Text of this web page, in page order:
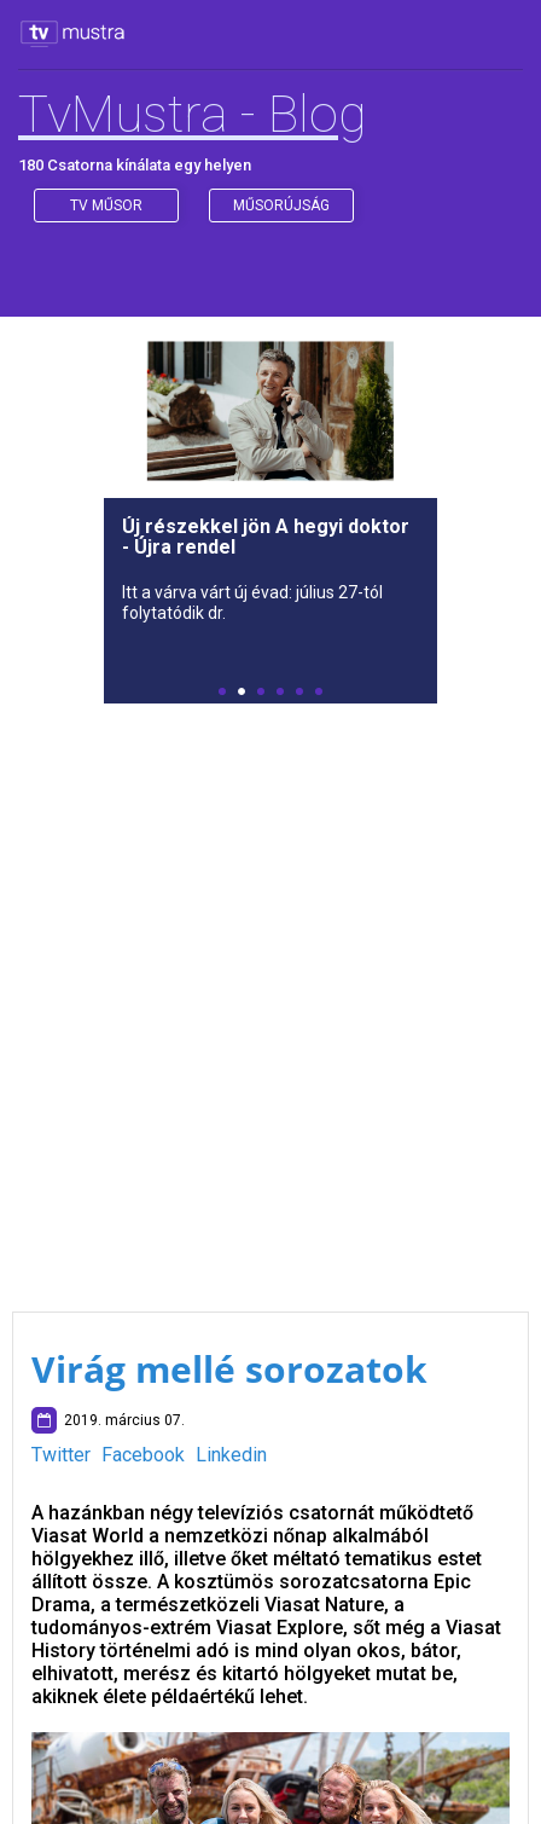
TvMustra - Blog
180 Csatorna kínálata egy helyen
TV MŰSOR MŰSORÚJSÁG
Új részekkel jön A hegyi doktor
- Újra rendel
Itt a várva várt új évad: július 27-tól
folytatódik dr.
Virág mellé sorozatok
2019. március 07.
Twitter Facebook Linkedin
A hazánkban négy televíziós csatornát működtető
Viasat World a nemzetközi nőnap alkalmából
hölgyekhez illő, illetve őket méltató tematikus estet
állított össze. A kosztümös sorozatcsatorna Epic
Drama, a természetközeli Viasat Nature, a
tudományos-extrém Viasat Explore, sőt még a Viasat
History történelmi adó is mind olyan okos, bátor,
elhivatott, merész és kitartó hölgyeket mutat be,
akiknek élete példaértékű lehet.